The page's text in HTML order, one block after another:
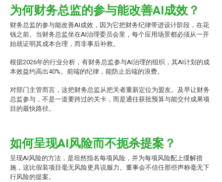
为何财务总监的参与能改善AI成效？
财务总监的参与能改善AI成效，因为它把财务纪律带进设计阶段，在花
钱之前。当财务总监坐在AI治理委员会里，每个应用场景都必须从一开
始就证明其成本合理，而非事后补救。
根据2026年的行业分析，有财务总监参与AI治理的组织，其AI计划的成
本效益约高出40%。前端的纪律，能防止后端的浪费。
对部门主管而言，这把财务总监从把关者重新定位为盟友。及早让财务
总监参与，不是一道要跨过的关卡，而是通往获批预算与能交付成果项
目的最快路径。
如何呈现AI风险而不扼杀提案？
呈现AI风险的方法，是坦然指名每项风险，并为每项风险配上缓解措
施，这比假装项目毫无风险更具说服力。董事会不信任那些声称毫无下
行风险的提案。